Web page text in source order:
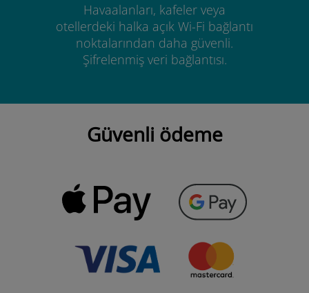
Havaalanları, kafeler veya
otellerdeki halka açık Wi-Fi bağlantı
noktalarından daha güvenli.
Şifrelenmiş veri bağlantısı.
Güvenli ödeme